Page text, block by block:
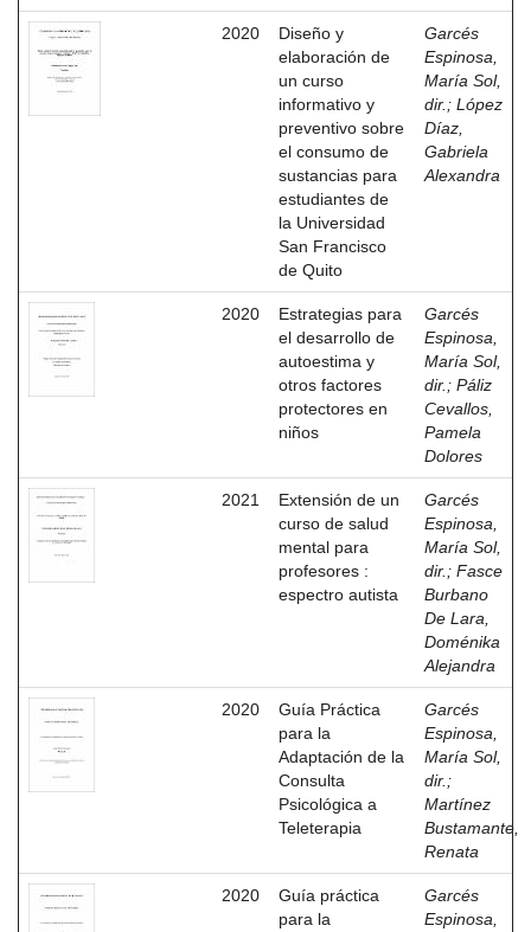
2020
Diseño y
elaboración de
un curso
informativo y
preventivo sobre
el consumo de
sustancias para
estudiantes de
la Universidad
San Francisco
de Quito
Garcés
Espinosa,
María Sol,
dir. ; López
Díaz,
Gabriela
Alexandra
2020
Estrategias para
el desarrollo de
autoestima y
otros factores
protectores en
niños
Garcés
Espinosa,
María Sol,
dir. ; Páliz
Cevallos,
Pamela
Dolores
2021
Extensión de un
curso de salud
mental para
profesores :
espectro autista
Garcés
Espinosa,
María Sol,
dir. ; Fasce
Burbano
De Lara,
Doménika
Alejandra
2020
Guía Práctica
para la
Adaptación de la
Consulta
Psicológica a
Teleterapia
Garcés
Espinosa,
María Sol,
dir. ;
Martínez
Bustamante,
Renata
2020
Guía práctica
para la
Garcés
Espinosa,